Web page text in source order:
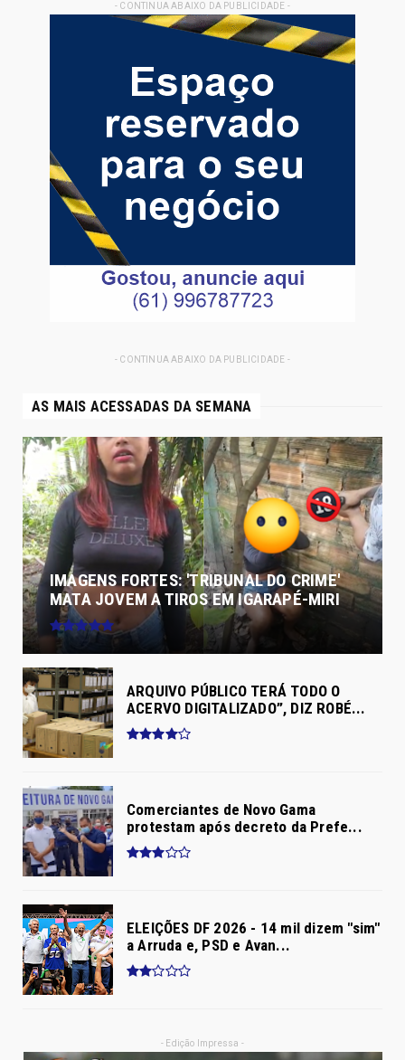
- CONTINUA ABAIXO DA PUBLICIDADE -
- CONTINUA ABAIXO DA PUBLICIDADE -
AS MAIS ACESSADAS DA SEMANA
IMAGENS FORTES: 'TRIBUNAL DO CRIME'
MATA JOVEM A TIROS EM IGARAPÉ-MIRI
ARQUIVO PÚBLICO TERÁ TODO O
ACERVO DIGITALIZADO”, DIZ ROBÉ...
Comerciantes de Novo Gama
protestam após decreto da Prefe...
ELEIÇÕES DF 2026 - 14 mil dizem "sim"
a Arruda e, PSD e Avan...
- Edição Impressa -